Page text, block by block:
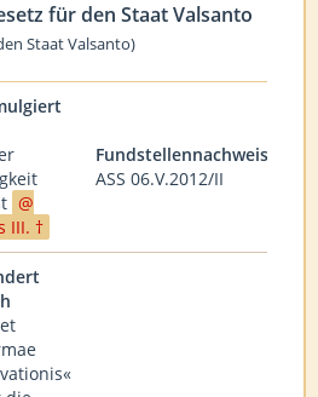
für den Staat Valsanto
Staat Valsanto)
III. †
Fundstellennachweis
ASS 06.V.2012/II